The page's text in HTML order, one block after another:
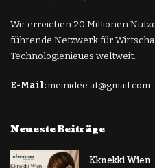
Wir erreichen 20 Millionen
führende Netzwerk für
Technologienieues weltweit.
E-Mail:meinidee.at@gmail.com
Neueste Beiträge
Kknekki Wien